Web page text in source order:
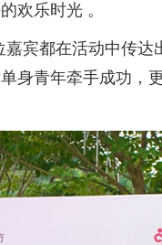
欢乐时光 。
都在活动中传达
身青年牵手成功，